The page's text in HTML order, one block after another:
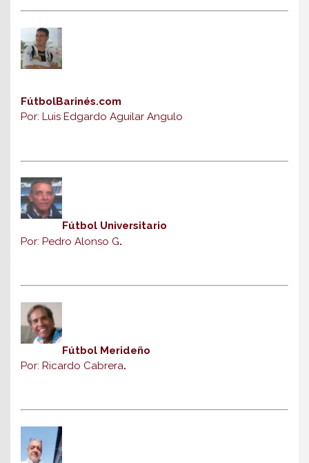
FútbolBarinés.com
Por: Luis Edgardo Aguilar Angulo
Fútbol Universitario
Por: Pedro Alonso G.
Fútbol Merideño
Por: Ricardo Cabrera.